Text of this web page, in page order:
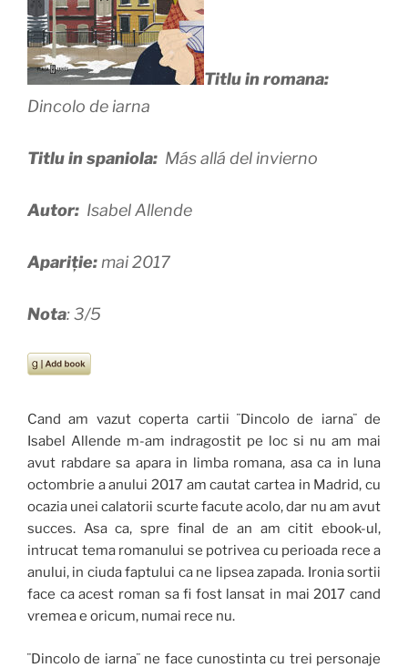
Titlu in romana:
Dincolo de iarna
Titlu in spaniola: Más allá del invierno
Autor: Isabel Allende
Apariție:mai 2017
Nota: 3/5
Cand am vazut coperta cartii ¨Dincolo de iarna¨ de
Isabel Allende m-am indragostit pe loc si nu am mai
avut rabdare sa apara in limba romana, asa ca in luna
octombrie a anului 2017 am cautat cartea in Madrid, cu
ocazia unei calatorii scurte facute acolo, dar nu am avut
succes. Asa ca, spre final de an am citit ebook-ul,
intrucat tema romanului se potrivea cu perioada rece a
anului, in ciuda faptului ca ne lipsea zapada. Ironia sortii
face ca acest roman sa fi fost lansat in mai 2017 cand
vremea e oricum, numai rece nu.
¨Dincolo de iarna¨ ne face cunostinta cu trei personaje